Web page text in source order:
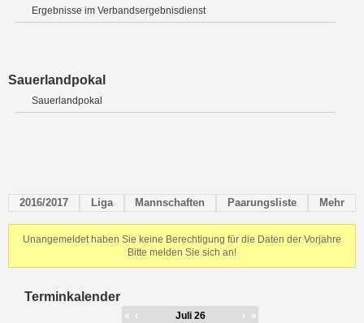
Ergebnisse im Verbandsergebnisdienst
Sauerlandpokal
Sauerlandpokal
2016/2017 Liga Mannschaften Paarungsliste Mehr
Unangemeldet haben Sie keine Berechtigung für die Daten der Vorjahre
Bitte melden Sie sich an!
Terminkalender
« ‹ Juli 26 ›
»